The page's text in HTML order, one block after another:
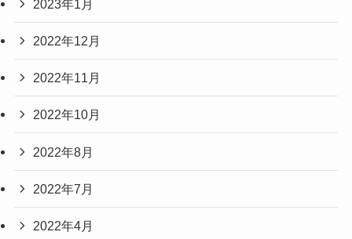
2023年1月
2022年12月
2022年11月
2022年10月
2022年8月
2022年7月
2022年4月